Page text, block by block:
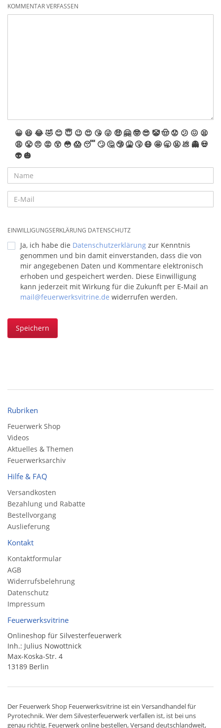
KOMMENTAR VERFASSEN
😀 😆 😂🤣 😊 😇 😉 😍 😘 😜 🤑 🤗 🤓 😎 🤡🤠 😟 😕 😖 😫
😩 😤 😠 😡 😲 😳 😱 😴 🙄 🤔 🤥 🤮 🤧 😷 🤩 🥱 🤬 💩 👻 💀
👽 🎃
EINWILLIGUNGSERKLÄRUNG DATENSCHUTZ
Ja, ich habe die Datenschutzerklärung zur Kenntnis
genommen und bin damit einverstanden, dass die von
mir angegebenen Daten und Kommentare elektronisch
erhoben und gespeichert werden. Diese Einwilligung
kann jederzeit mit Wirkung für die Zukunft per E-Mail an
mail@feuerwerksvitrine.de widerrufen werden.
Speichern
Rubriken
Feuerwerk Shop
Videos
Aktuelles & Themen
Feuerwerksarchiv
Hilfe & FAQ
Versandkosten
Bezahlung und Rabatte
Bestellvorgang
Auslieferung
Kontakt
Kontaktformular
AGB
Widerrufsbelehrung
Datenschutz
Impressum
Feuerwerksvitrine
Onlineshop für Silvesterfeuerwerk
Inh.: Julius Nowottnick
Max-Koska-Str. 4
13189 Berlin
Der Feuerwerk Shop Feuerwerksvitrine ist ein Versandhandelfür
Pyrotechnik. Wer dem Silvesterfeuerwerk verfallen ist, ist bei uns
genau richtig. Feuerwerk online bestellen,Versand deutschlandweit,